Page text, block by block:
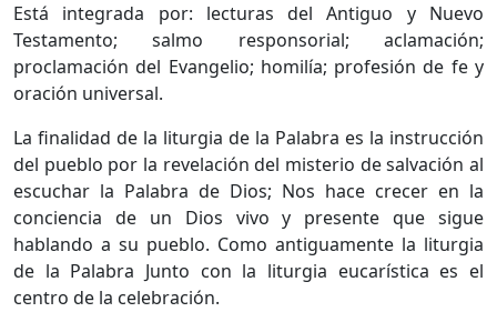
Está integrada por: lecturas del Antiguo y Nuevo
Testamento; salmo responsorial; aclamación;
proclamación del Evangelio; homilía; profesión de fe y
oración universal.
La finalidad de la liturgia de la Palabra es la instrucción
del pueblo por la revelación del misterio de salvación al
escuchar la Palabra de Dios; Nos hace crecer en la
conciencia de un Dios vivo y presente que sigue
hablando a su pueblo. Como antiguamente la liturgia
de la Palabra Junto con la liturgia eucarística es el
centro de la celebración.